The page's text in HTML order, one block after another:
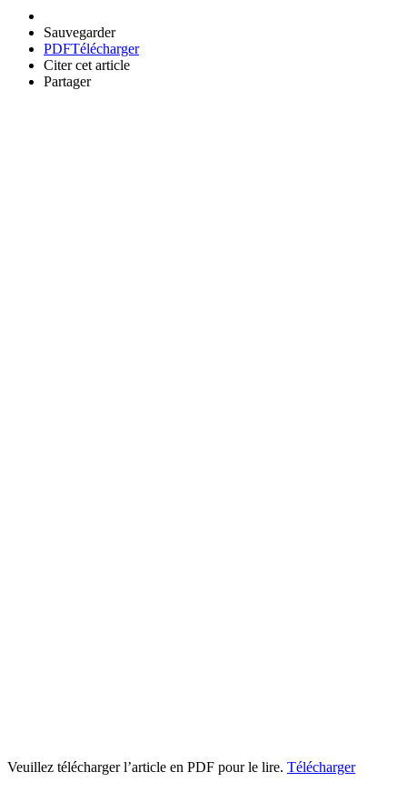
Sauvegarder
PDFTélécharger
Citer cet article
Partager
Veuillez télécharger l’article en PDF pour le lire. Télécharger